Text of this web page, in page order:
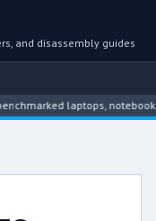
and disassembly guides
laptops, notebook